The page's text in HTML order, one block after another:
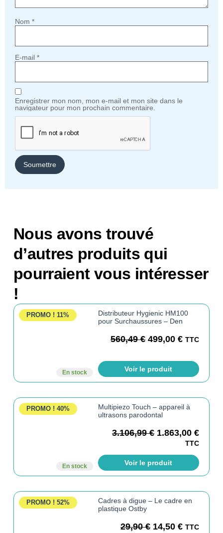
Nom *
E-mail *
Enregistrer mon nom, mon e-mail et mon site dans le
navigateur pour mon prochain commentaire.
Nous avons trouvé
d’autres produits qui
pourraient vous intéresser
!
PROMO ! 11%
En stock
Distributeur Hygienic HM100
pour Surchaussures – Den
560,49€ 499,00€ TTC
Voir le produit
PROMO ! 40%
En stock
Multipiezo Touch – appareil à
ultrasons parodontal
3.106,99€ 1.863,00€
TTC
Voir le produit
PROMO ! 52%
Cadres à digue – Le cadre en
plastique Ostby
29,90€ 14,50€ TTC